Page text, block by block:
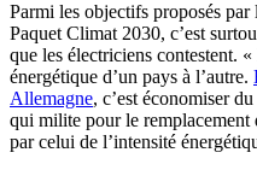
Parmi les objectifs proposés
Paquet Climat 2030, c’est
que les électriciens contestent.
énergétique d’un pays à l’autre.
Allemagne, c’est économiser
qui milite pour le remplacement
par celui de l’intensité